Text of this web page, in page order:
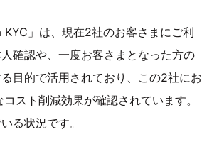
」は、現在2社のお客さまにご利
確認や、一度お客さまとなった方の
目的で活用されており、この2社にお
スト削減効果が確認されています。
る状況です。